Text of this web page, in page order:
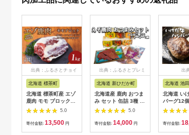
出典：ふるさとチョイ
北海道 標茶町
北海道 標茶町産 エゾ
鹿肉 モモ ブロック
1kg【 肉 にく 鹿肉 ジ
ビエ BBQ バーベキュ
ー グルメ ヘルシー 高
5.0
寄付金額: 13,500 円
出典：ふるさとプレミ
北海道 新ひだか町
北海道産 鹿肉 おつま
み セット 缶詰 3種 計
6缶 ＆ ジャーキー 1
5.0
寄付金額: 14,000 円
出
北海道 池
北海道 い
バーグ12
1200g 冷
田牛 テレ
ランド牛
寄付金額: